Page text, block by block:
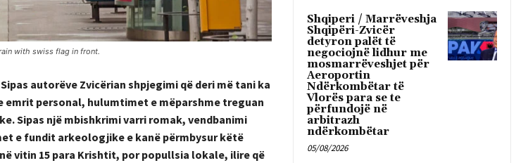
with swiss flag in front.
autorëve Zvicërian shpjegimi që deri më tani ka
emrit personal, hulumtimet e mëparshme treguan
Sipas një mbishkrimi varri romak, vendbanimi
e fundit arkeologjike e kanë përmbysur këtë
vitin 15 para Krishtit, por popullsia lokale, ilire që
Shqiperi / Marrëveshja
Shqipëri-Zvicër
detyron palët të
negociojnë lidhur me
mosmarrëveshjet për
Aeroportin
Ndërkombëtar të
Vlorës para se te
përfundojë në
arbitrazh
ndërkombëtar
05/08/2026